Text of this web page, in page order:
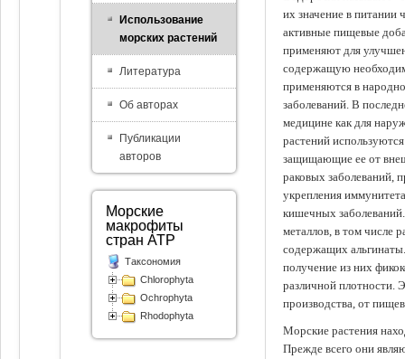
их значение в питании
активные пищевые
применяют для
содержащую
применяются в
заболеваний. В
медицине как для
растений
защищающие ее от
раковых заболеваний,
укрепления
кишечных
металлов, в том числе
содержащих
получение из них
различной плотности.
производства, от
Морские растения
Прежде всего они
Использование
морских растений
Литература
Об авторах
Публикации
авторов
Морские
макрофиты
стран АТР
Таксономия
Chlorophyta
Ochrophyta
Rhodophyta